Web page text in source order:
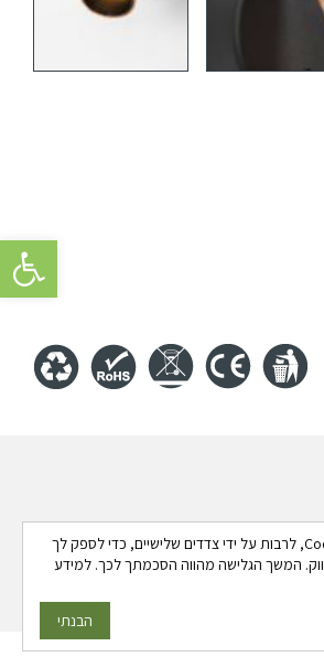
פתח
באתר זה נעשה שימוש בטכנולוגיות איסוף מידע כגון Cookies, לרבות על ידי צדדים שלישיים, כדי לספק לך
המשך הגלישה מהווה הסכמתך לכך. למידע
הבנתי